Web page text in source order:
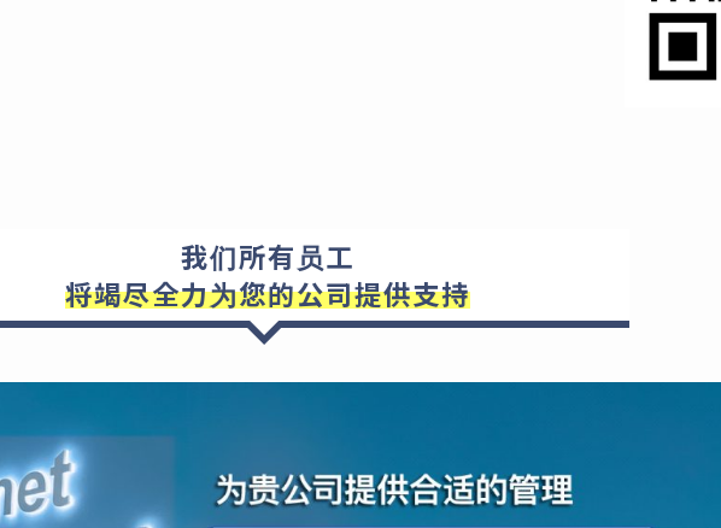
我们所有员工
将竭尽全力为您的公司提供支持